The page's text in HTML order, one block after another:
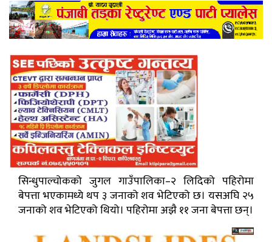
सिन्धुपाल्चोकको जुगल गाउँपालिका–२ लिदिको पहिरोमा
बेपत्ता भएकामध्ये थप ३ जनाको शव भेटिएको छ। यसअघि २५
जनाको शव भेटिएको थियो। पहिरोमा अझै ११ जना बेपत्ता छन्।